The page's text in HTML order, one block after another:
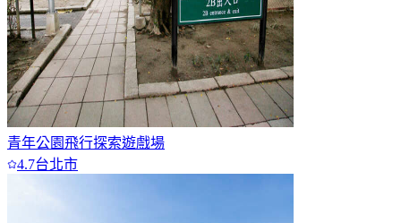
青年公園飛行探索遊戲場
4.7台北市